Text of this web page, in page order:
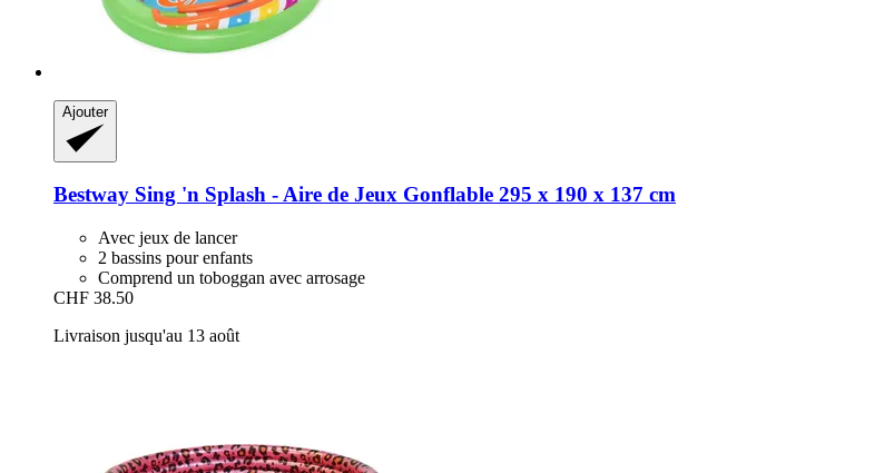
Ajouter
Bestway Sing 'n Splash -​ Aire de Jeux Gonflable 295 x 190 x 137 cm
Avec jeux de lancer
2 bassins pour enfants
Comprend un toboggan avec arrosage
CHF 38.50
Livraison jusqu'au 13 août